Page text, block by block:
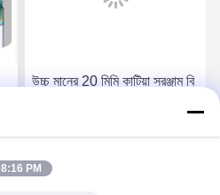
উচ্চ মানের 20 মিমি কাটিয়া সরঞ্জাম বি
8:16 PM